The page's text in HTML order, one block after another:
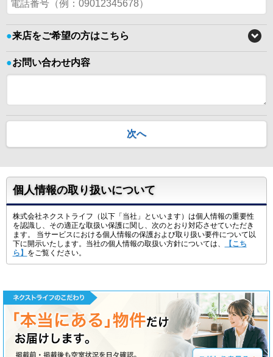
●来店をご希望の方はこちら
●お問い合わせ内容
次へ
個人情報の取り扱いについて
株式会社ネクストライフ（以下「当社」といいます）は個人情報の重要性
を認識し、その適正な取扱い保護に関し、次のとおり対応させていただき
ます。 当サービスにおける個人情報の保護および取り扱い要件について以
下に開示いたします。当社の個人情報の取扱い方針については、
【こち
ら】
をご覧ください。